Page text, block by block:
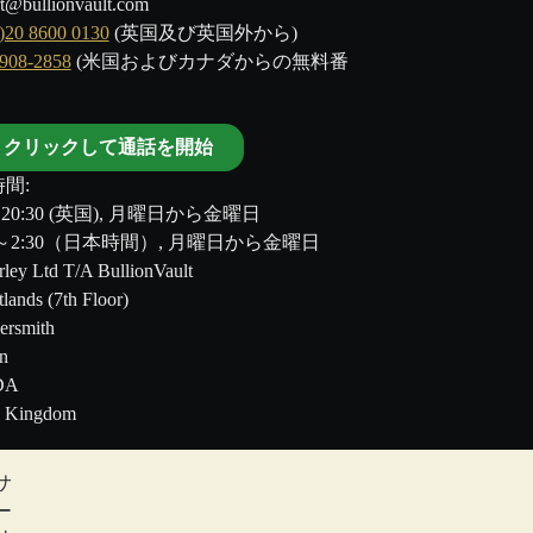
8600 0130(英国及び英国外から)
2858(米国およびカナダからの無料番
リックして通話を開始
間:
(英国), 月曜日から金曜日
2:30（日本時間）, 月曜日から金曜日
Ltd T/A BullionVault
(7th Floor)
Kingdom
するものではありません。BullionVault